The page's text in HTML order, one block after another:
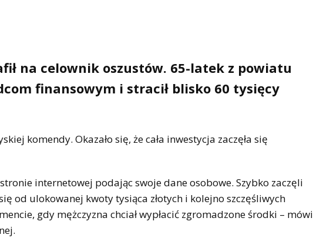
na celownik oszustów. 65-latek z powiatu
finansowym i stracił blisko 60 tysięcy
komendy. Okazało się, że cała inwestycja zaczęła się
internetowej podając swoje dane osobowe. Szybko zaczęli
od ulokowanej kwoty tysiąca złotych i kolejno szczęśliwych
gdy mężczyzna chciał wypłacić zgromadzone środki – mówi